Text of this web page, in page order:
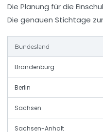
Die Planung für die
Die genauen Stichtage
Bundesland
Brandenburg
Berlin
Sachsen
Sachsen-Anhalt